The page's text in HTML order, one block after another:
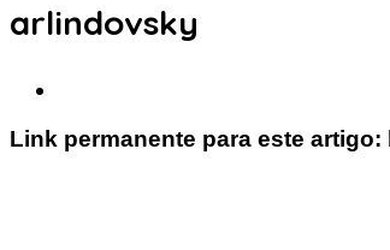
arlindovsky
Link permanente para este artigo: